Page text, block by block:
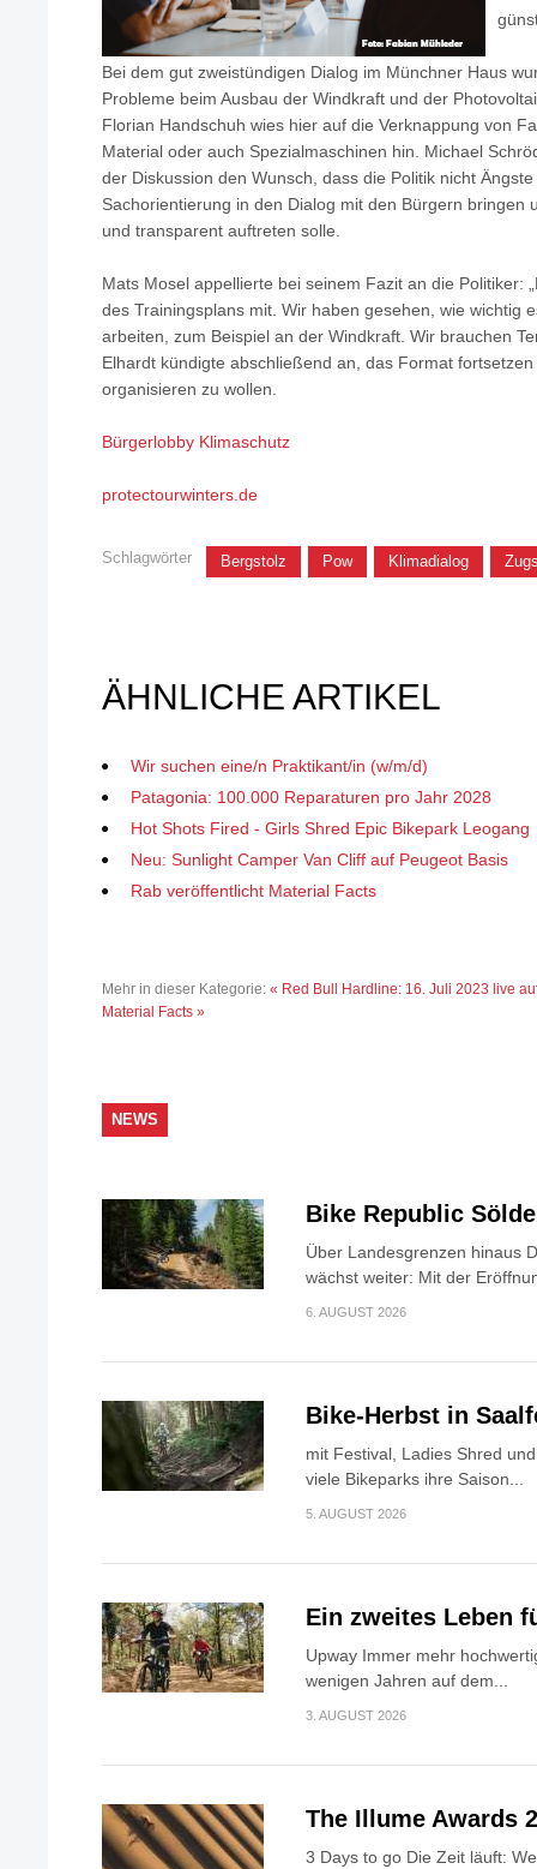
Bei dem gut zweistündigen Dialog im Münchner Haus
Probleme beim Ausbau der Windkraft und der
Florian Handschuh wies hier auf die Verknappung von
Material oder auch Spezialmaschinen hin. Michael
der Diskussion den Wunsch, dass die Politik nicht
Sachorientierung in den Dialog mit den Bürgern bringen
und transparent auftreten solle.
Mats Mosel appellierte bei seinem Fazit an die Politiker:
des Trainingsplans mit. Wir haben gesehen, wie wichtig
arbeiten, zum Beispiel an der Windkraft. Wir brauchen
Elhardt kündigte abschließend an, das Format
organisieren zu wollen.
Bürgerlobby Klimaschutz
protectourwinters.de
Schlagwörter Bergstolz Pow Klimadialog
ÄHNLICHE ARTIKEL
Wir suchen eine/n Praktikant/in (w/m/d)
Patagonia: 100.000 Reparaturen pro Jahr 2028
Hot Shots Fired - Girls Shred Epic Bikepark Leogang
Neu: Sunlight Camper Van Cliff auf Peugeot Basis
Rab veröffentlicht Material Facts
Mehr in dieser Kategorie: « Red Bull Hardline: 16. Juli 2023 live
Material Facts »
NEWS
Bike Republic
Über Landesgrenzen hinaus
wächst weiter: Mit der
6. AUGUST 2026
Bike-Herbst in
mit Festival, Ladies Shred
viele Bikeparks ihre Saison...
5. AUGUST 2026
Ein zweites Leben
Upway Immer mehr
wenigen Jahren auf dem...
3. AUGUST 2026
The Illume Awards
3 Days to go Die Zeit läuft: